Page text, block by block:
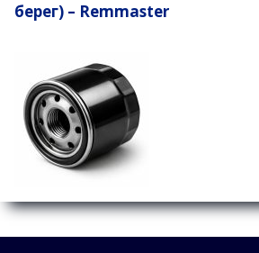
берег) – Remmaster